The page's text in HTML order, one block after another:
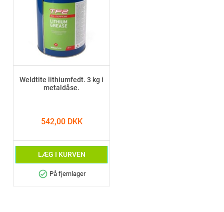
Weldtite lithiumfedt. 3 kg i
metaldåse.
542,00 DKK
LÆG I KURVEN
check_circle På fjernlager